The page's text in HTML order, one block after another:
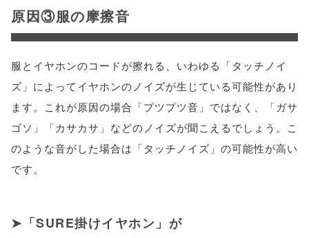
原因③服の摩擦音
服とイヤホンのコードが擦れる、いわゆる「タッチノイ
ズ」によってイヤホンのノイズが生じている可能性があり
ます。これが原因の場合「プツプツ音」ではなく、「ガサ
ゴソ」「カサカサ」などのノイズが聞こえるでしょう。こ
のような音がした場合は「タッチノイズ」の可能性が高い
です。
「SURE掛けイヤホン」が